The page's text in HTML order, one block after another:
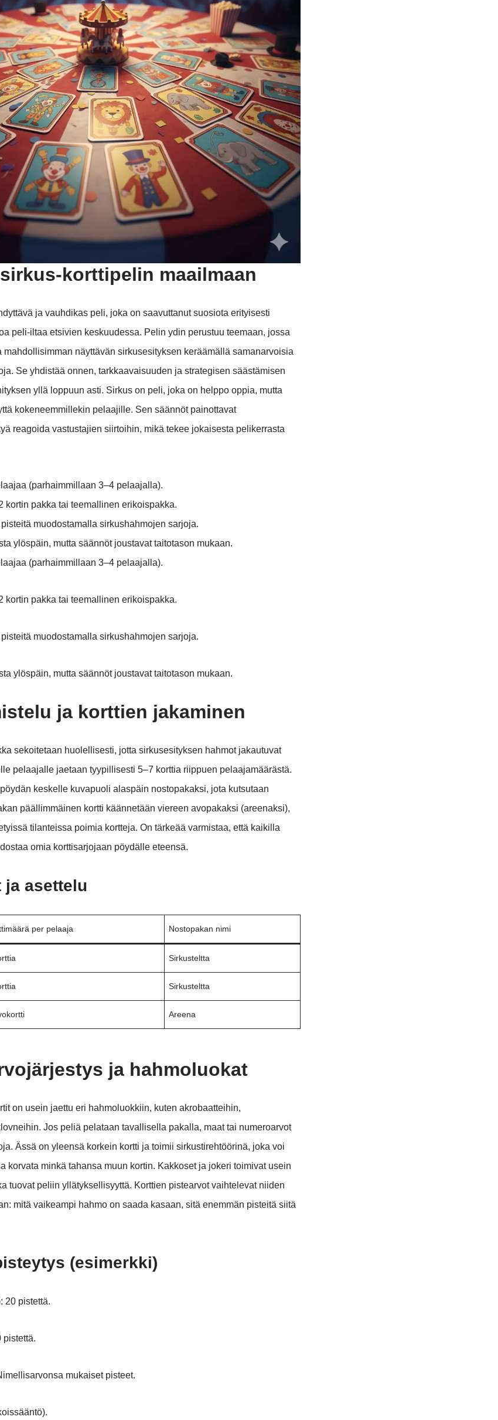
korttipelin maailmaan
ja vauhdikas peli, joka on saavuttanut suosiota erityisesti
peli-iltaa etsivien keskuudessa. Pelin ydin perustuu teemaan, jossa
mahdollisimman näyttävän sirkusesityksen keräämällä samanarvoisia
Se yhdistää onnen, tarkkaavaisuuden ja strategisen säästämisen
yllä loppuun asti. Sirkus on peli, joka on helppo oppia, mutta
kokeneemmillekin pelaajille. Sen säännöt painottavat
reagoida vastustajien siirtoihin, mikä tekee jokaisesta pelikerrasta
(parhaimmillaan 3–4 pelaajalla).
kortin pakka tai teemallinen erikoispakka.
muodostamalla sirkushahmojen sarjoja.
ylöspäin, mutta säännöt joustavat taitotason mukaan.
(parhaimmillaan 3–4 pelaajalla).
kortin pakka tai teemallinen erikoispakka.
muodostamalla sirkushahmojen sarjoja.
ylöspäin, mutta säännöt joustavat taitotason mukaan.
ja korttien jakaminen
sekoitetaan huolellisesti, jotta sirkusesityksen hahmot jakautuvat
pelaajalle jaetaan tyypillisesti 5–7 korttia riippuen pelaajamäärästä.
keskelle kuvapuoli alaspäin nostopakaksi, jota kutsutaan
päällimmäinen kortti käännetään viereen avopakaksi (areenaksi),
tilanteissa poimia kortteja. On tärkeää varmistaa, että kaikilla
omia korttisarjojaan pöydälle eteensä.
ja asettelu
per pelaaja Nostopakan nimi
Sirkusteltta
Sirkusteltta
Areena
ja hahmoluokat
on usein jaettu eri hahmoluokkiin, kuten akrobaatteihin,
Jos peliä pelataan tavallisella pakalla, maat tai numeroarvot
Ässä on yleensä korkein kortti ja toimii sirkustirehtöörinä, joka voi
korvata minkä tahansa muun kortin. Kakkoset ja jokeri toimivat usein
tuovat peliin yllätyksellisyyttä. Korttien pistearvot vaihtelevat niiden
mitä vaikeampi hahmo on saada kasaan, sitä enemmän pisteitä siitä
(esimerkki)
20 pistettä.
pistettä.
mukaiset pisteet.